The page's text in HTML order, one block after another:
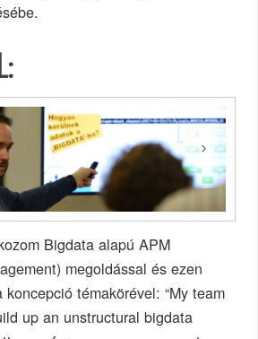
Bigdata alapú APM
megoldással és ezen
témakörével: “My team
up an unstructural bigdata